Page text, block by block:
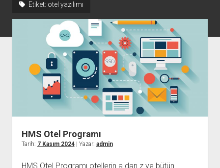
Hakkımda
Etiket: otel yazılımı
HMS Otel Programı
Tarih: 7 Kasım 2024| Yazar: admin
HMS Otel Programı otellerin a dan z ye bütün